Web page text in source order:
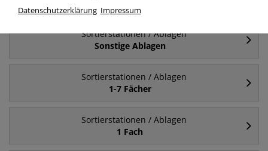
Sortierstationen / Ablagen
Sonstige Ablagen
Sortierstationen / Ablagen
1-7 Fächer
Sortierstationen / Ablagen
1 Fach
Datenschutzerklärung Impressum